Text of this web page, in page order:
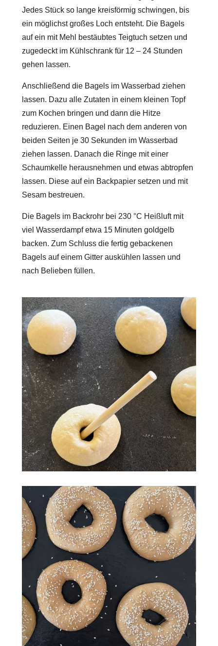
Jedes Stück so lange kreisförmig schwingen, bis
ein möglichst großes Loch entsteht. Die Bagels
auf ein mit Mehl bestäubtes Teigtuch setzen und
zugedeckt im Kühlschrank für 12 – 24 Stunden
gehen lassen.
Anschließend die Bagels im Wasserbad ziehen
lassen. Dazu alle Zutaten in einem kleinen Topf
zum Kochen bringen und dann die Hitze
reduzieren. Einen Bagel nach dem anderen von
beiden Seiten je 30 Sekunden im Wasserbad
ziehen lassen. Danach die Ringe mit einer
Schaumkelle herausnehmen und etwas abtropfen
lassen. Diese auf ein Backpapier setzen und mit
Sesam bestreuen.
Die Bagels im Backrohr bei 230 °C Heißluft mit
viel Wasserdampf etwa 15 Minuten goldgelb
backen. Zum Schluss die fertig gebackenen
Bagels auf einem Gitter auskühlen lassen und
nach Belieben füllen.